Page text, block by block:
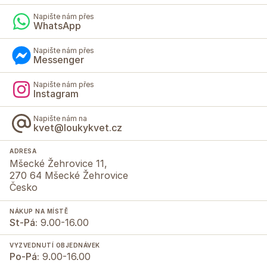
Napište nám přes
WhatsApp
Napište nám přes
Messenger
Napište nám přes
Instagram
Napište nám na
kvet@loukykvet.cz
ADRESA
Mšecké Žehrovice 11,
270 64 Mšecké Žehrovice
Česko
NÁKUP NA MÍSTĚ
St-Pá: 9.00-16.00
VYZVEDNUTÍ OBJEDNÁVEK
Po-Pá: 9.00-16.00